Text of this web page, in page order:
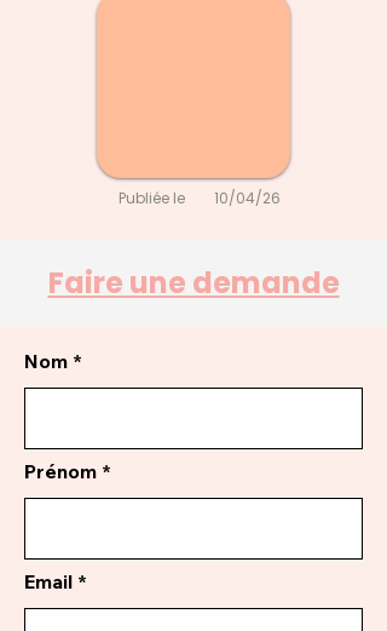
Publiée le 10/04/26
Faire une demande
Nom
Prénom
Email